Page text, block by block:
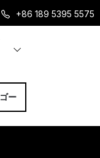
+86 189 5395 5575